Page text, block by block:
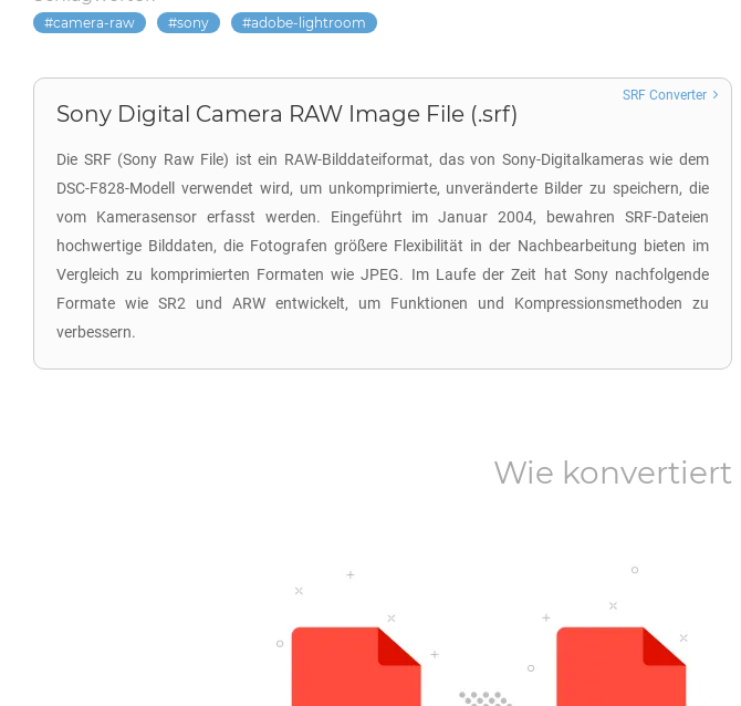
camera-raw sony adobe-lightroom
Sony Digital Camera RAW Image File (.srf)
Die SRF (Sony Raw File) ist ein RAW-Bilddateiformat, das von Sony-Digitalkameras wie dem
DSC-F828-Modell verwendet wird, um unkomprimierte, unveränderte Bilder zu speichern, die
vom Kamerasensor erfasst werden. Eingeführt im Januar 2004, bewahren SRF-Dateien
hochwertige Bilddaten, die Fotografen größere Flexibilität in der Nachbearbeitung bieten im
Vergleich zu komprimierten Formaten wie JPEG. Im Laufe der Zeit hat Sony nachfolgende
Formate wie SR2 und ARW entwickelt, um Funktionen und Kompressionsmethoden zu
verbessern.
SRF Converter
Wie konvertiert